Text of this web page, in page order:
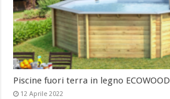
Piscine fuori terra in legno ECOWOOD
12 Aprile 2022